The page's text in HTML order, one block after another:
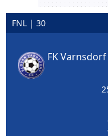
FNL | 30
FK Varnsdorf